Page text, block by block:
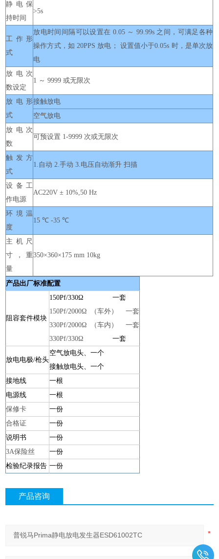
静电保
持时间
>5s
工作形
式
放电时间间隔可以设置在 0.05 ～ 99.99s 之间，可满足各种
操作方式，如 20PPS 放电； 设置值小于0.05s 时，是单次放
电
放电次
数设定
1 ～ 9999 或无限次
放电形
式
接触放电
空气放电
放电次
数
可预设置 1-9999 次或无限次
触发方
式
1.自动 2.手动 3.电压自动渐升 扫描
设备工
作电源
AC220V ± 10%,50 Hz
环境温
度
15 ℃ -35 ℃
主机尺
寸，重
量
350×360×175 mm 10kg
产品出厂标准配置
阻容套件模块
150Pf/330Ω 一套
150Pf/2000Ω （车外） 一套
330Pf/2000Ω （车内） 一套
330Pf/330Ω 一套
放电电极/枪头
空气放电头、一个
接触放电头、一个
接地线
一根
电源线
一根
保修卡
一份
合格证
一份
说明书
一份
3A保险丝
一份
检验纪录报告 一份
产品咨询